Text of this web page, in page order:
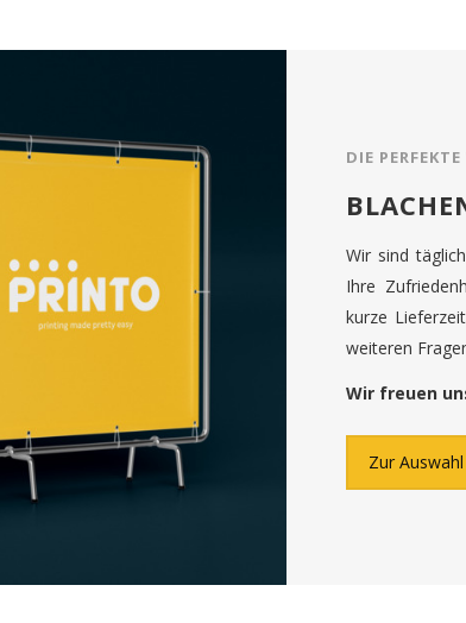
DIE
Wir sind
Ihre
kurze
weiteren
Wir freuen
Zur Auswahl